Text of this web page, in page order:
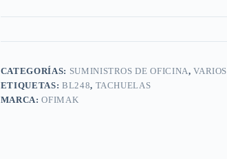
CATEGORÍAS: SUMINISTROS DE OFICINA,VARIOS
ETIQUETAS: BL248, TACHUELAS
MARCA:OFIMAK